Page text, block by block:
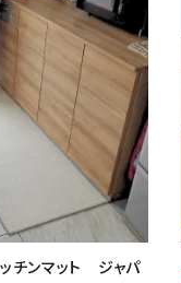
チンマット ジャパ